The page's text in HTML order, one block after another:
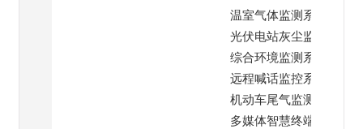
温室气体监测系统
光伏电站灰尘监测
综合环境监测系统
远程喊话监控系统
机动车尾气监测
多媒体智慧终端系统